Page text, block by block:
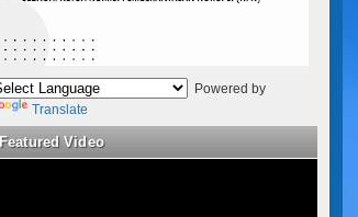
Powered by
Translate
Featured Video